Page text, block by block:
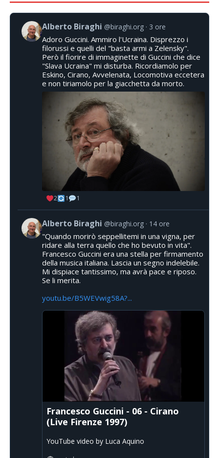
Alberto Biraghi @biraghi.org 3 ore
Adoro Guccini. Ammiro l'Ucraina. Disprezzo i
filorussi e quelli del "basta armi a Zelensky".
Però il fiorire di immaginette di Guccini che dice
"Slava Ucraina" mi disturba. Ricordiamolo per
Eskino, Cirano, Avvelenata, Locomotiva eccetera
e non tiriamolo per la giacchetta da morto.
2 1 1
Alberto Biraghi @biraghi.org 14 ore
"Quando morirò seppellitemi in una vigna, per
ridare alla terra quello che ho bevuto in vita".
Francesco Guccini era una stella per firmamento
della musica italiana. Lascia un segno indelebile.
Mi dispiace tantissimo, ma avrà pace e riposo.
Se li merita.
youtu.be/B5WEVwig58A?...
Francesco Guccini - 06 - Cirano
(Live Firenze 1997)
YouTube video by Luca Aquino